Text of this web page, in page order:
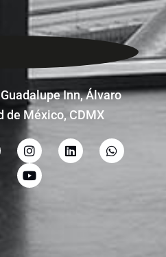
Inn, Álvaro
de México, CDMX